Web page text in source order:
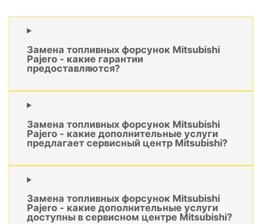
Замена топливных форсунок Mitsubishi
Pajero - какие гарантии
предоставляются?
Замена топливных форсунок Mitsubishi
Pajero - какие дополнительные услуги
предлагает сервисный центр Mitsubishi?
Замена топливных форсунок Mitsubishi
Pajero - какие дополнительные услуги
доступны в сервисном центре Mitsubishi?